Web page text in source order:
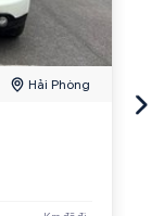
Hải Phòng